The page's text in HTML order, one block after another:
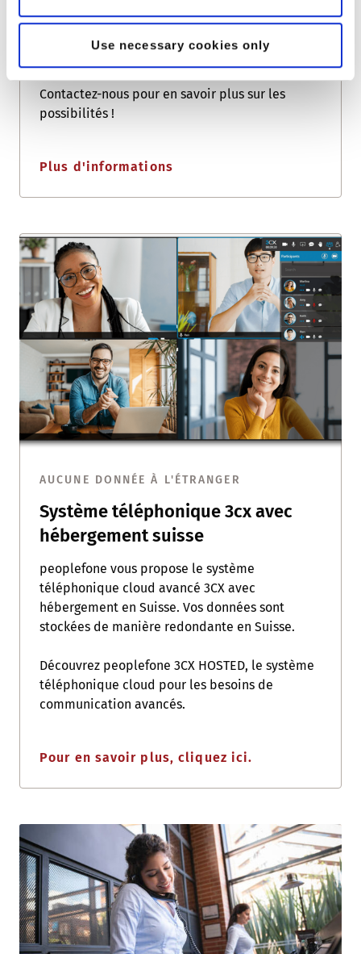
Use necessary cookies only
• SBCplus est la connexion dédiée que nous
Contactez-nous pour en savoir plus sur les
possibilités !
Plus d'informations
AUCUNE DONNÉE À L'ÉTRANGER
Système téléphonique 3cx avec
hébergement suisse
peoplefone vous propose le système
téléphonique cloud avancé 3CX avec
hébergement en Suisse. Vos données sont
stockées de manière redondante en Suisse.
Découvrez peoplefone 3CX HOSTED, le système
téléphonique cloud pour les besoins de
communication avancés.
Pour en savoir plus, cliquez ici.